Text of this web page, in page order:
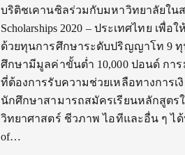
บริติชเคานซิลร่วมกับมหาวิทยาลัยใน
Scholarships 2020 – ประเทศไทย เ
ด้วยทุนการศึกษาระดับปริญญาโท 9 ทุ
ศึกษามีมูลค่าขั้นต่ำ 10,000 ปอนด์ กา
ที่ต้องการรับความช่วยเหลือทางการ
นักศึกษาสามารถสมัครเรียนหลักสูต
วิทยาศาสตร์ ชีวภาพ ไอทีและอื่น ๆ ไ
of…